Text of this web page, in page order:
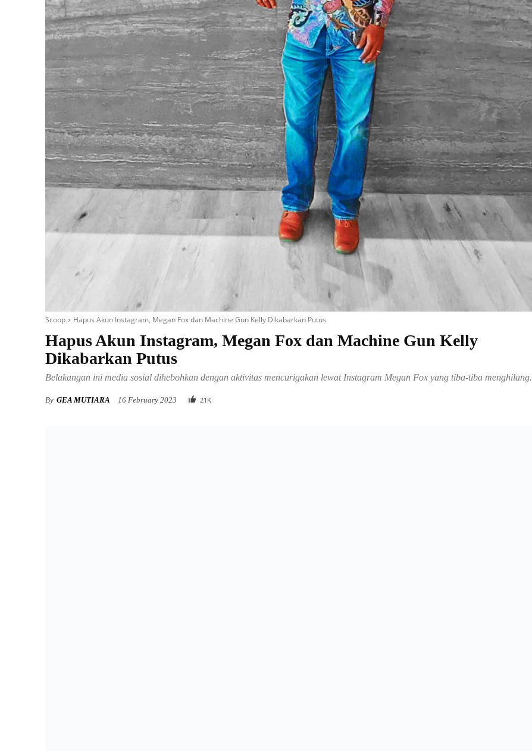
Scoop Hapus Akun Instagram, Megan Fox dan Machine Gun Kelly Dikabarkan Putus
Hapus Akun Instagram, Megan Fox dan Machine Gun Kelly
Dikabarkan Putus
Belakangan ini media sosial dihebohkan dengan aktivitas mencurigakan lewat Instagram Megan Fox yang tiba-tiba menghilang.
By GEA MUTIARA 16 February 2023 21 K